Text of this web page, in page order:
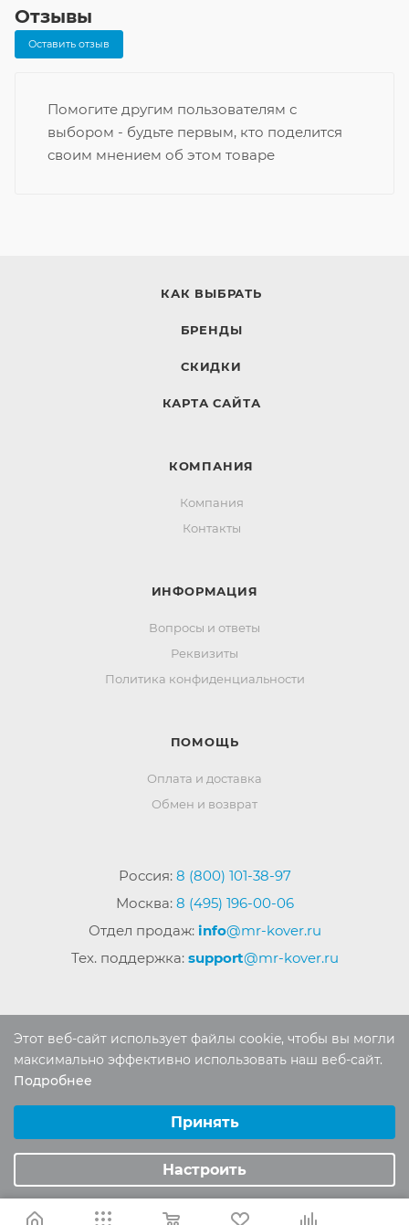
Отзывы
Оставить отзыв
Помогите другим пользователям с
выбором - будьте первым, кто поделится
своим мнением об этом товаре
КАК ВЫБРАТЬ
БРЕНДЫ
СКИДКИ
КАРТА САЙТА
КОМПАНИЯ
Компания
Контакты
ИНФОРМАЦИЯ
Вопросы и ответы
Реквизиты
Политика конфиденциальности
ПОМОЩЬ
Оплата и доставка
Обмен и возврат
Россия: 8 (800) 101-38-97
Москва: 8 (495) 196-00-06
Отдел продаж: info@mr-kover.ru
Тех. поддержка: support@mr-kover.ru
2022-2026 © Интернет магазинMR-KOVER.RU
Авторские права защищены. Воспроизведение
материалов сайта без письменного разрешения
Этот веб-сайт использует файлы cookie, чтобы вы могли
максимально эффективно использовать наш веб-сайт.
Подробнее
Аналитические/Функциональные
Принять
Настроить